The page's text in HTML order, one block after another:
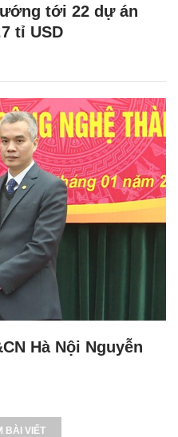
tới 22 dự án
tỉ USD
Hà Nội Nguyễn
BÀI VIẾT